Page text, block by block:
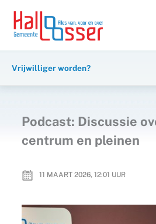
inhoud
naar
Vrijwilliger worden?
Podcast: Discussie
centrum en pleinen
11 MAART 2026, 12:01 UUR